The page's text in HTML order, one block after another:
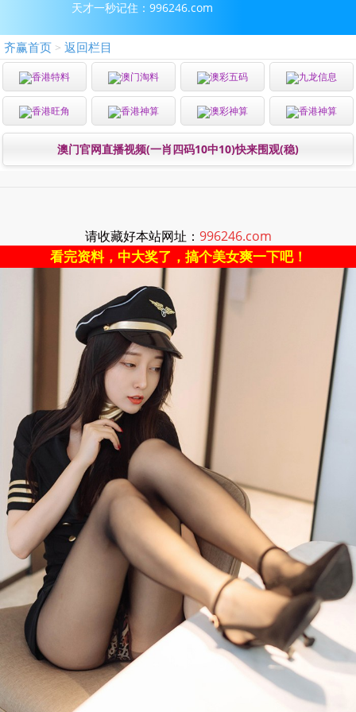
天才一秒记住：996246.com
齐赢首页 > 返回栏目
香港特料 澳门淘料 澳彩五码 九龙信息
香港旺角 香港神算 澳彩神算 香港神算
澳门官网直播视频(一肖四码10中10)快来围观(稳)
请收藏好本站网址： 996246.com
看完资料，中大奖了，搞个美女爽一下吧！